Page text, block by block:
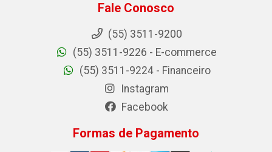
Fale Conosco
(55) 3511-9200
(55) 3511-9226 - E-commerce
(55) 3511-9224 - Financeiro
Instagram
Facebook
Formas de Pagamento